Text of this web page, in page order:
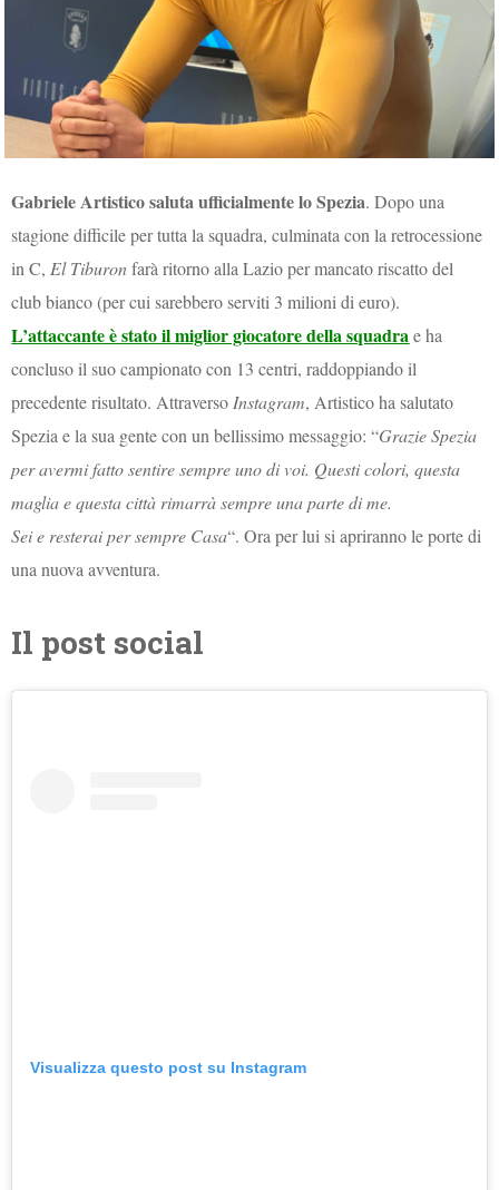
Gabriele Artistico saluta ufficialmente lo Spezia. Dopo una
stagione difficile per tutta la squadra, culminata con la retrocessione
in C,El Tiburonfarà ritorno alla Lazio per mancato riscatto del
club bianco (per cui sarebbero serviti 3 milioni di euro).
L’attaccante è stato il miglior giocatore della squadrae ha
concluso il suo campionato con 13 centri, raddoppiando il
precedente risultato. AttraversoInstagram, Artistico ha salutato
Spezia e la sua gente con un bellissimo messaggio: “Grazie Spezia
per avermi fatto sentire sempre uno di voi. Questi colori, questa
maglia e questa città rimarrà sempre una parte di me.
Sei e resterai per sempre Casa“. Ora per lui si apriranno le porte di
una nuova avventura.
Il post social
Visualizza questo post su Instagram